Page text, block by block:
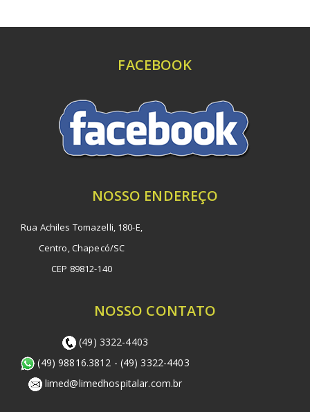
FACEBOOK
NOSSO ENDEREÇO
Rua Achiles Tomazelli, 180-E,
Centro, Chapecó/SC
CEP 89812-140
NOSSO CONTATO
(49) 3322-4403
(49) 98816.3812 - (49) 3322-4403
limed@limedhospitalar.com.br